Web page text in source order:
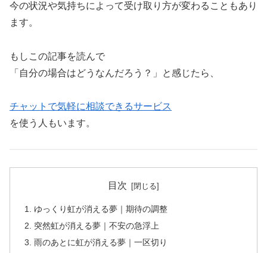
今の状況や気持ちによって受け取り方が変わることもあり
ます。
もしこの記事を読んで
「自分の場合はどうなんだろう？」と感じたら、
チャットで気軽に相談できるサービス
を使う人もいます。
目次
ゆっくり虹が消える夢｜期待の調整
突然虹が消える夢｜不安の急浮上
雨のあとに虹が消える夢｜一区切り